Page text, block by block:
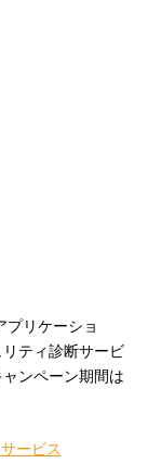
プリケーショ
ティ診断サービ
ンペーン期間は
ービス